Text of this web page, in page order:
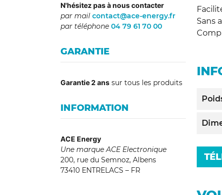
Sans
N'hésitez pas à nous contacter
par mail contact@ace-energy.fr
par téléphone 04 79 61 70 00
GARANTIE
Garantie 2 ans sur tous les produits
INFORMATION
ACE Energy
Une marque ACE Electronique
200, rue du Semnoz, Albens
73410 ENTRELACS – FR